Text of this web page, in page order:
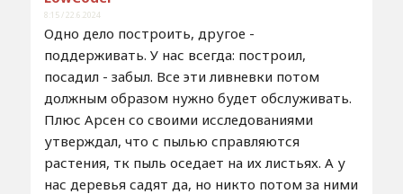
8:15 / 22.6.2024
Одно дело построить, другое -
поддерживать. У нас всегда: построил,
посадил - забыл. Все эти ливневки потом
должным образом нужно будет обслуживать.
Плюс Арсен со своими исследованиями
утверждал, что с пылью справляются
растения, тк пыль оседает на их листьях. А у
нас деревья садят да, но никто потом за ними